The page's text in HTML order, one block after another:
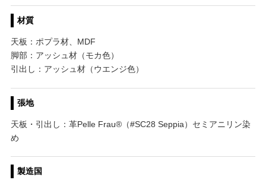
材質
天板：ポプラ材、MDF
脚部：アッシュ材（モカ色）
引出し：アッシュ材（ウエンジ色）
張地
天板・引出し：革Pelle Frau®（#SC28 Seppia）セミアニリン染
め
製造国